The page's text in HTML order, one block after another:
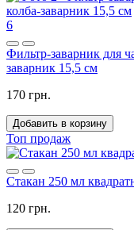
6
Фильтр-заварник для
заварник 15,5 см
170 грн.
Добавить в корзину
Топ продаж
Стакан 250 мл
120 грн.